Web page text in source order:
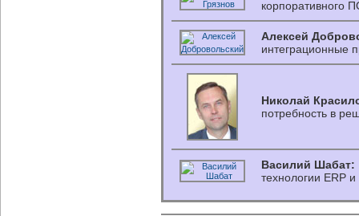
корпоративного
Алексей
интеграционные
Николай
потребность в
Василий Шабат:
технологии ERP и